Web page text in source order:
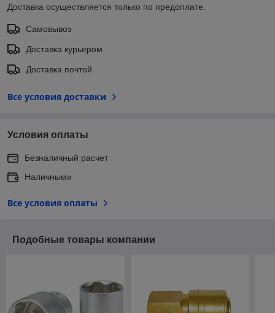
Доставка осуществляется только по предоплате.
Самовывоз
Доставка курьером
Доставка почтой
Все условия доставки
Условия оплаты
Безналичный расчет
Наличными
Все условия оплаты
Подобные товары компании